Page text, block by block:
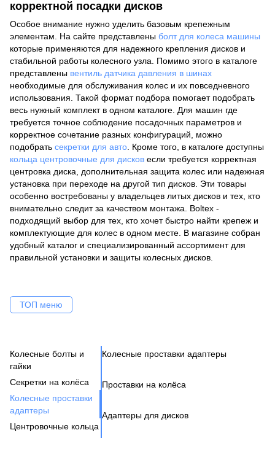
корректной посадки дисков
Особое внимание нужно уделить базовым крепежным
элементам. На сайте представлены болт для колеса машины
которые применяются для надежного крепления дисков и
стабильной работы колесного узла. Помимо этого в каталоге
представлены вентиль датчика давления в шинах
необходимые для обслуживания колес и их повседневного
использования. Такой формат подбора помогает подобрать
весь нужный комплект в одном каталоге. Для машин где
требуется точное соблюдение посадочных параметров и
корректное сочетание разных конфигураций, можно
подобрать секретки для авто . Кроме того, в каталоге доступны
кольца центровочные для дисков если требуется корректная
центровка диска, дополнительная защита колес или надежная
установка при переходе на другой тип дисков. Эти товары
особенно востребованы у владельцев литых дисков и тех, кто
внимательно следит за качеством монтажа. Boltex -
подходящий выбор для тех, кто хочет быстро найти крепеж и
комплектующие для колес в одном месте. В магазине собран
удобный каталог и специализированный ассортимент для
правильной установки и защиты колесных дисков.
ТОП меню
Колесные болты и
гайки
Секретки на колёса
Колесные проставки
адаптеры
Центровочные кольца
Колесные проставки адаптеры
Проставки на колёса
Адаптеры для дисков